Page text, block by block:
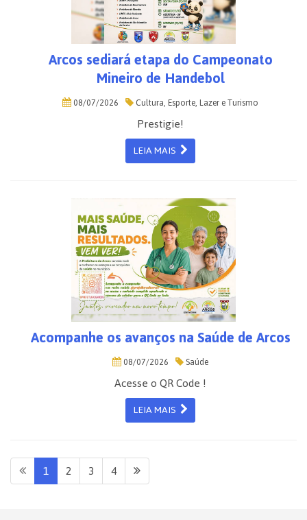
Arcos sediará etapa do Campeonato
Mineiro de Handebol
08/07/2026 Cultura, Esporte, Lazer e Turismo
Prestigie!
LEIA MAIS
Acompanhe os avanços na Saúde de Arcos
08/07/2026 Saúde
Acesse o QR Code !
LEIA MAIS
1 2 3 4